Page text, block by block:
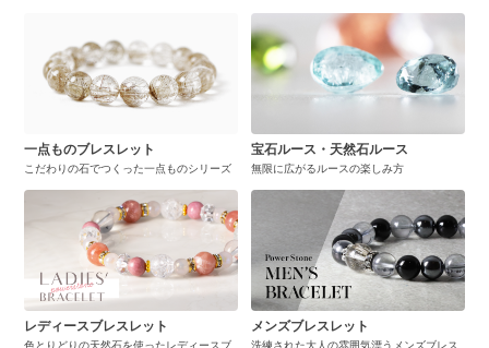
一点ものブレスレット
こだわりの石でつくった一点ものシリーズ
宝石ルース・天然石ルース
無限に広がるルースの楽しみ方
レディースブレスレット
色とりどりの天然石を使ったレディースブ
メンズブレスレット
洗練された大人の雰囲気漂うメンズブレス